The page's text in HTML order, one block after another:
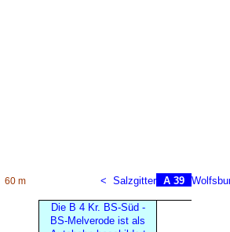
60 m < Salzgitter A 39
Die B 4 Kr. BS-Süd -
BS-Melverode ist als